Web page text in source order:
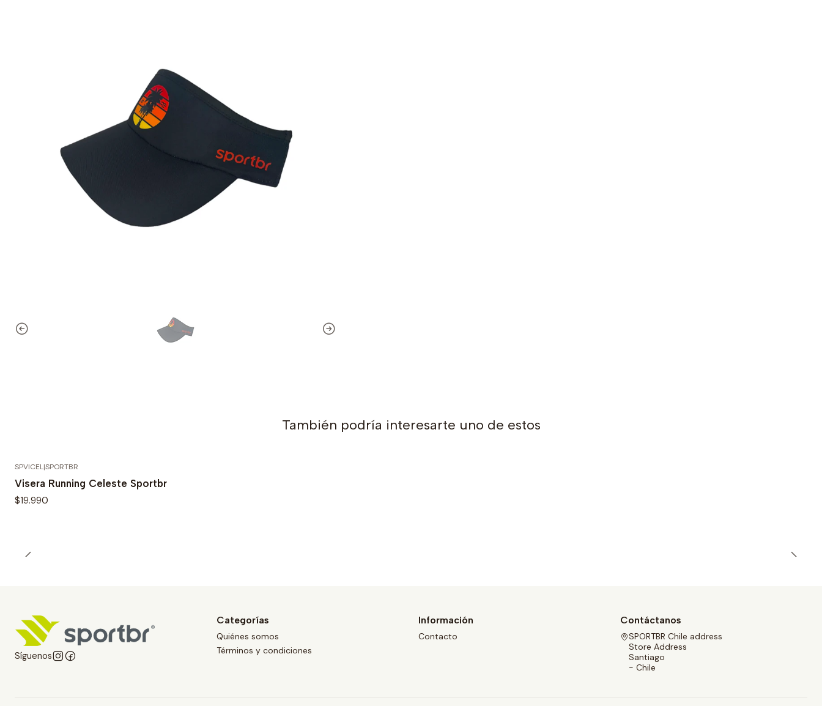
También podría interesarte uno de estos
SPVICEL|SPORTBR
Visera Running Celeste Sportbr
$19.990
Síguenos
Categorías
Quiénes somos
Términos y condiciones
Información
Contacto
Contáctanos
SPORTBR Chile address
Store Address
Santiago
- Chile